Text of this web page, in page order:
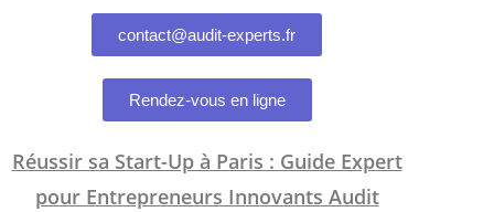
contact@audit-experts.fr
Rendez-vous en ligne
Réussir sa Start-Up à Paris : Guide Expert
pour Entrepreneurs Innovants Audit